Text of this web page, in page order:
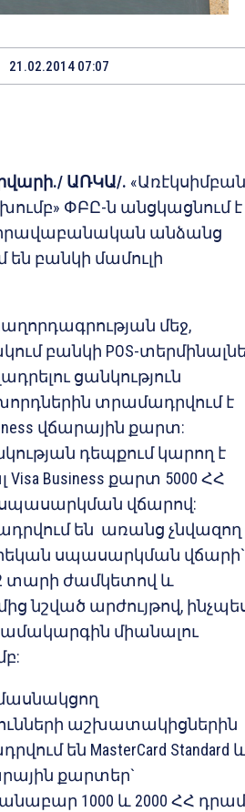
21.02.2014 07:07
ԱՌԿԱ/.
ՓԲԸ-ն անցկացնում է
անձանց
բանկի մամուլի
մեջ,
բանկի POS-
ցանկություն
տրամադրվում է
վճարային քարտ:
դեպքում կարող է
Business քարտ 5000 ՀՀ
վճարով:
են առանց չնվազող
սպասարկման վճարի`
տարի ժամկետով և
նշված արժույթով,
միանալու
աշխատակիցներին
են MasterCard Standard
քարտեր`
1000 և 2000 ՀՀ դրամ